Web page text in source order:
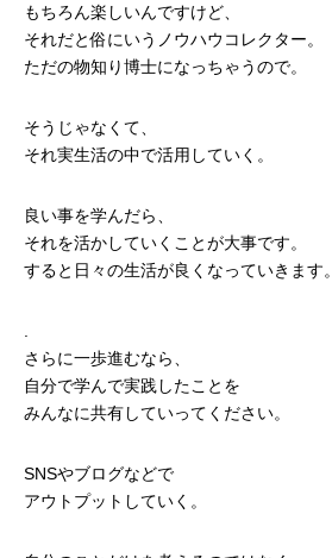
もちろん楽しいんですけど、
それだと俗にいうノウハウコレクター。
ただの物知り博士になっちゃうので。
そうじゃなくて、
それ実生活の中で活用していく。
良い事を学んだら、
それを活かしていくことが大事です。
すると日々の生活が良くなっていきます。
さらに一歩進むなら、
自分で学んで実践したことを
みんなに共有していってください。
SNSやブログなどで
アウトプットしていく。